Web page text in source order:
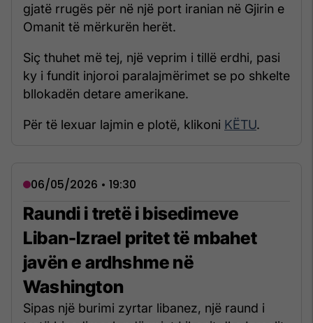
gjatë rrugës për në një port iranian në Gjirin e
Omanit të mërkurën herët.
Siç thuhet më tej, një veprim i tillë erdhi, pasi
ky i fundit injoroi paralajmërimet se po shkelte
bllokadën detare amerikane.
Për të lexuar lajmin e plotë, klikoni KËTU.
06/05/2026 • 19:30
Raundi i tretë i bisedimeve
Liban-Izrael pritet të mbahet
javën e ardhshme në
Washington
Sipas një burimi zyrtar libanez, një raund i